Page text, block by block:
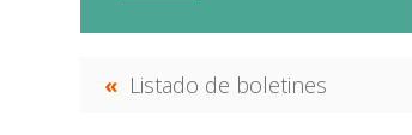
Listado de boletines